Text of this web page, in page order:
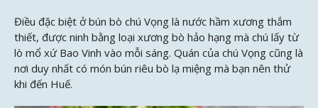
Điều đặc biệt ở bún bò chú Vọng là nước hầm xương thắm
thiết, được ninh bằng loại xương bò hảo hạng mà chú lấy từ
lò mổ xứ Bao Vinh vào mỗi sáng. Quán của chú Vọng cũng là
nơi duy nhất có món bún riêu bò lạ miệng mà bạn nên thử
khi đến Huế.